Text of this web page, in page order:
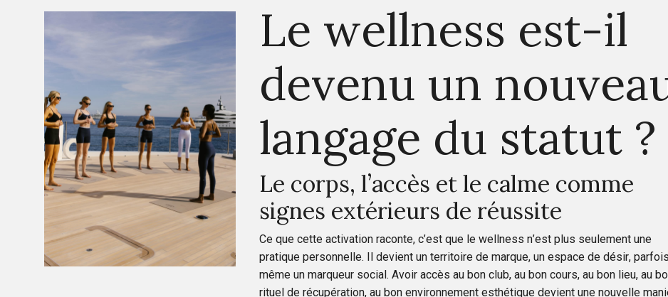
Le wellness est-il
devenu un
langage du statut ?
Le corps, l’accès et le calme comme
signes extérieurs de réussite
Ce que cette activation raconte, c’est que le wellness n’est plus seulement une
pratique personnelle. Il devient un territoire de marque, un espace de désir, parfois
même un marqueur social. Avoir accès au bon club, au bon cours, au bon lieu, au
rituel de récupération, au bon environnement esthétique devient une nouvelle